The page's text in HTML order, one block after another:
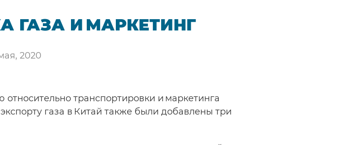
ГАЗА И МАРКЕТИНГ
2020
транспортировки и маркетинга
газа в Китай также были добавлены три